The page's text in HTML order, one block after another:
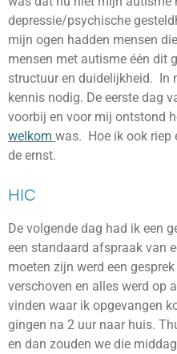
depressie/psychische
mijn ogen hadden mensen
mensen met autisme één dit
structuur en duidelijkheid. In
kennis nodig. De eerste dag
voorbij en voor mij ontstond
welkom was. Hoe ik ook riep
de ernst.
HIC
De volgende dag had ik een
een standaard afspraak van
moeten zijn werd een
verschoven en alles werd op
vinden waar ik opgevangen
gingen na 2 uur naar huis.
en dan zouden we die